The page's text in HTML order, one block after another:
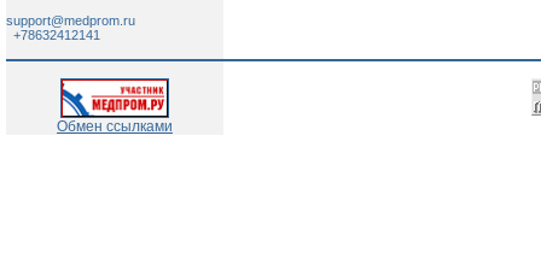
support@medprom.ru
+78632412141
Обмен ссылками